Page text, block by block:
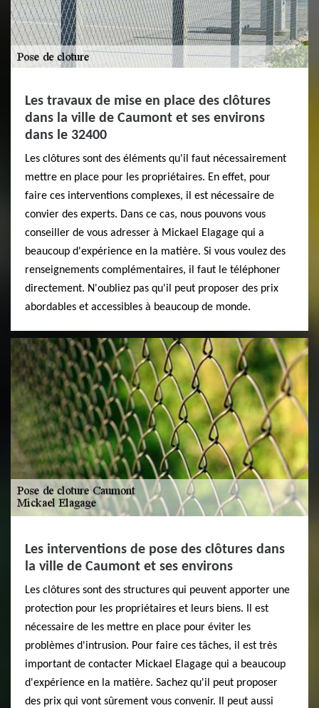
Les travaux de mise en place des clôtures
dans la ville de Caumont et ses environs
dans le 32400
Les clôtures sont des éléments qu'il faut nécessairement
mettre en place pour les propriétaires. En effet, pour
faire ces interventions complexes, il est nécessaire de
convier des experts. Dans ce cas, nous pouvons vous
conseiller de vous adresser à Mickael Elagage qui a
beaucoup d'expérience en la matière. Si vous voulez des
renseignements complémentaires, il faut le téléphoner
directement. N'oubliez pas qu'il peut proposer des prix
abordables et accessibles à beaucoup de monde.
Les interventions de pose des clôtures dans
la ville de Caumont et ses environs
Les clôtures sont des structures qui peuvent apporter une
protection pour les propriétaires et leurs biens. Il est
nécessaire de les mettre en place pour éviter les
problèmes d'intrusion. Pour faire ces tâches, il est très
important de contacter Mickael Elagage qui a beaucoup
d'expérience en la matière. Sachez qu'il peut proposer
des prix qui vont sûrement vous convenir. Il peut aussi